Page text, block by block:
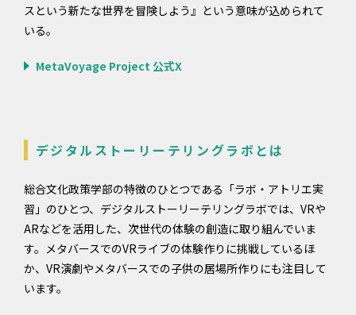
スという新たな世界を冒険しよう』という意味が込められて
いる。
MetaVoyage Project 公式X
デジタルストーリーテリングラボとは
総合文化政策学部の特徴のひとつである「ラボ・アトリエ実
習」のひとつ、デジタルストーリーテリングラボでは、VRや
ARなどを活用した、次世代の体験の創造に取り組んでいま
す。メタバースでのVRライブの体験作りに挑戦しているほ
か、VR演劇やメタバースでの子供の居場所作りにも注目して
います。